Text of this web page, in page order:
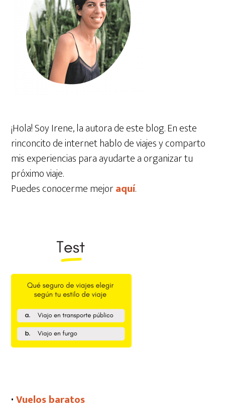
¡Hola! Soy Irene, la autora de este blog. En este
rinconcito de internet hablo de viajes y comparto
mis experiencias para ayudarte a organizar tu
próximo viaje.
Puedes conocerme mejoraquí.
·Vuelos baratos